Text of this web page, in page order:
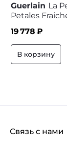
Guerlain La
Petales
19 778 ₽
В корзину
Связь с нами